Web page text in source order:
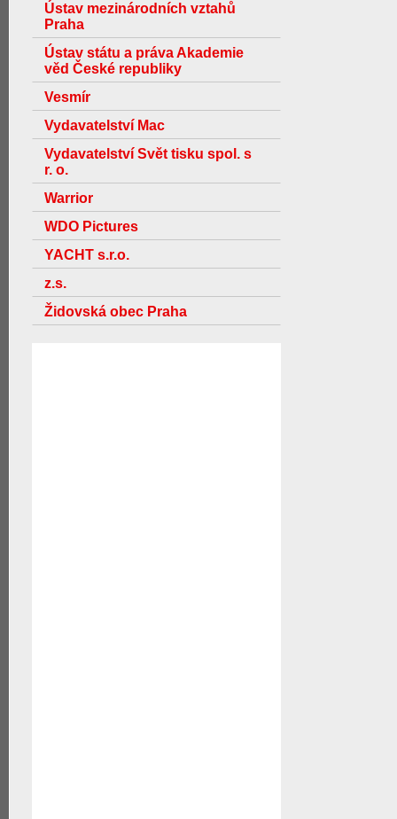
Ústav mezinárodních vztahů
Praha
Ústav státu a práva Akademie
věd České republiky
Vesmír
Vydavatelství Mac
Vydavatelství Svět tisku spol. s
r. o.
Warrior
WDO Pictures
YACHT s.r.o.
z.s.
Židovská obec Praha